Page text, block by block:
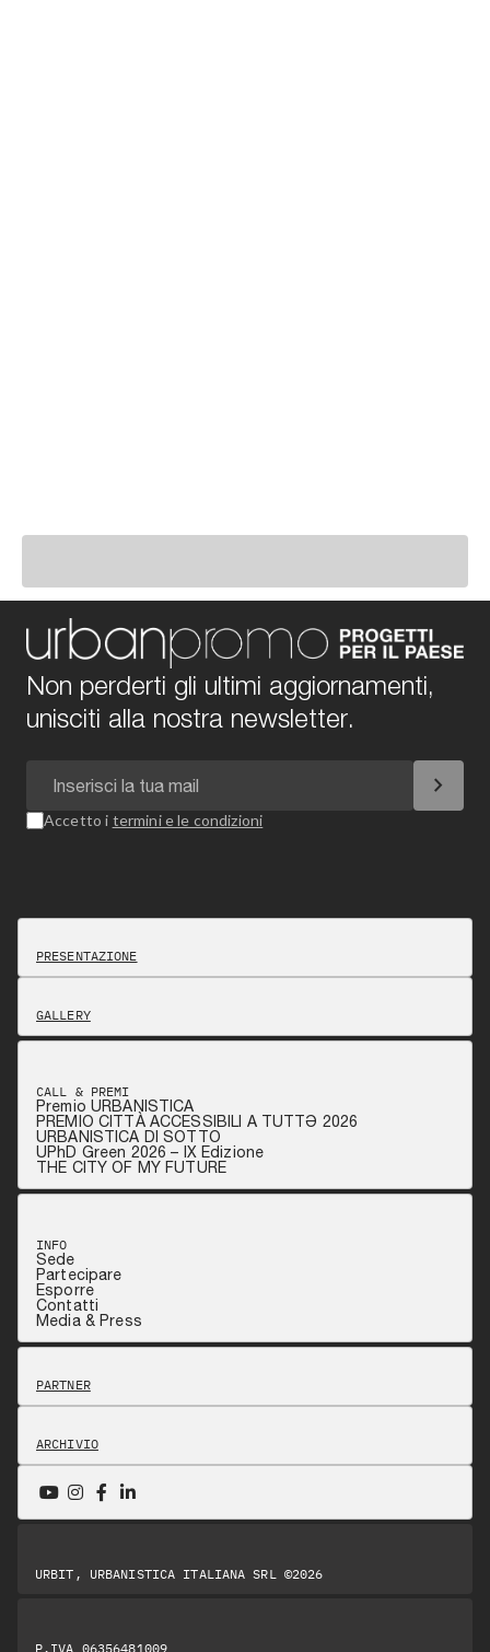
Non perderti gli ultimi aggiornamenti,
unisciti alla nostra newsletter.
chevron_right
Accetto i termini e le condizioni
PRESENTAZIONE
GALLERY
CALL & PREMI
Premio URBANISTICA
PREMIO CITTÀ ACCESSIBILI A TUTTƏ 2026
URBANISTICA DI SOTTO
UPhD Green 2026 – IX Edizione
THE CITY OF MY FUTURE
INFO
Sede
Partecipare
Esporre
Contatti
Media & Press
PARTNER
ARCHIVIO
URBIT, URBANISTICA ITALIANA SRL ©2026
P.IVA 06356481009